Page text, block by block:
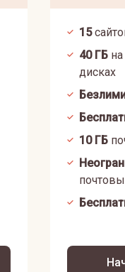
15
40ГБ
дисках
10ГБ